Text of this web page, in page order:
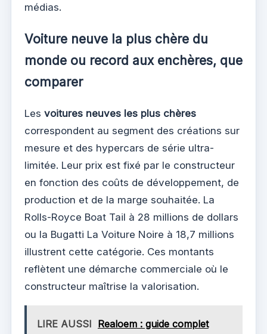
médias.
Voiture neuve la plus chère du
monde ou record aux enchères, que
comparer
Les voitures neuves les plus chères
correspondent au segment des créations sur
mesure et des hypercars de série ultra-
limitée. Leur prix est fixé par le constructeur
en fonction des coûts de développement, de
production et de la marge souhaitée. La
Rolls-Royce Boat Tail à 28 millions de dollars
ou la Bugatti La Voiture Noire à 18,7 millions
illustrent cette catégorie. Ces montants
reflètent une démarche commerciale où le
constructeur maîtrise la valorisation.
LIRE AUSSI Realoem : guide complet